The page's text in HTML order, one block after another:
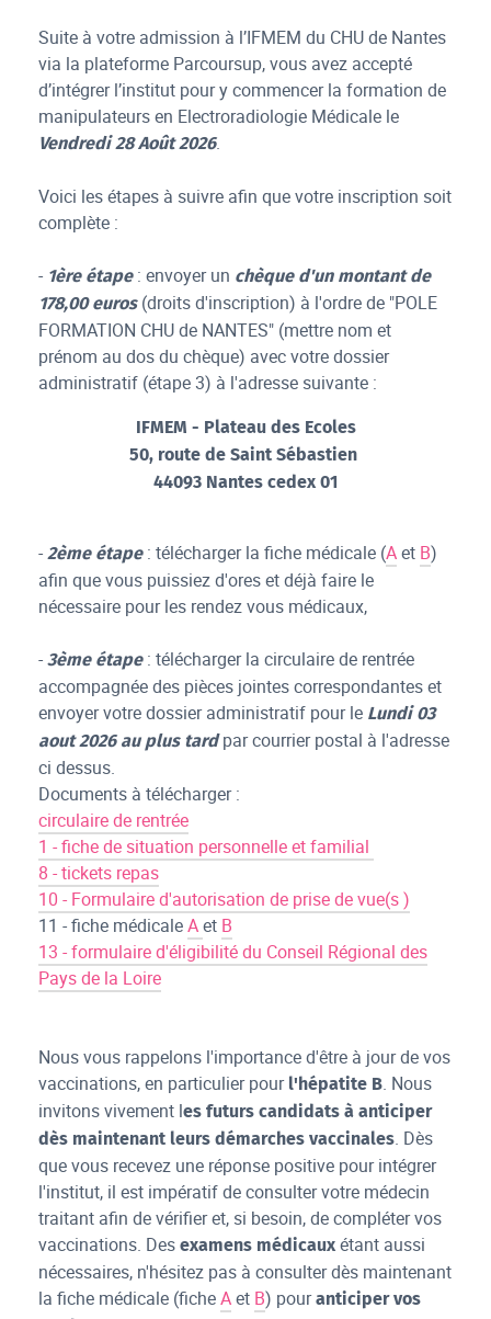
Suite à votre admission à l’IFMEM du CHU de Nantes
via la plateforme Parcoursup, vous avez accepté
d’intégrer l’institut pour y commencer la formation de
manipulateurs en Electroradiologie Médicale le
Vendredi 28 Août 2026.
Voici les étapes à suivre afin que votre inscription soit
complète :
- 1ère étape : envoyer un chèque d'un montant de
178,00 euros(droits d'inscription) à l'ordre de "POLE
FORMATION CHU de NANTES" (mettre nom et
prénom au dos du chèque) avec votre dossier
administratif (étape 3) à l'adresse suivante :
IFMEM - Plateau des Ecoles
50, route de Saint Sébastien
44093 Nantes cedex 01
-2ème étape: télécharger la fiche médicale (Aet B)
afin que vous puissiez d'ores et déjà faire le
nécessaire pour les rendez vous médicaux,
-3ème étape: télécharger la circulaire de rentrée
accompagnée des pièces jointes correspondantes et
envoyer votre dossier administratif pour le Lundi 03
aout 2026 au plus tardpar courrier postal à l'adresse
ci dessus.
Documents à télécharger :
circulaire de rentrée
1 - fiche de situation personnelle et familial
8 - tickets repas
10 - Formulaire d'autorisation de prise de vue(s )
11 - fiche médicaleAet B
13 - formulaire d'éligibilité du Conseil Régional des
Pays de la Loire
Nous vous rappelons l'importance d'être à jour de vos
vaccinations, en particulier pour l'hépatite B. Nous
invitons vivement les futurs candidats à anticiper
dès maintenant leurs démarches vaccinales. Dès
que vous recevez une réponse positive pour intégrer
l'institut, il est impératif de consulter votre médecin
traitant afin de vérifier et, si besoin, de compléter vos
vaccinations. Desexamens médicaux étant aussi
nécessaires, n'hésitez pas à consulter dès maintenant
la fiche médicale (ficheAet B) pouranticiper vos